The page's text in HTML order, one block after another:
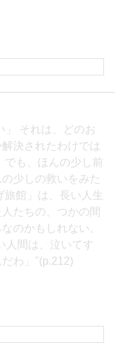
」 それは、どのお
決されたわけでは
も、ほんの少し前
少しの救いをみた
旅館」は、長い人生
たちの、つかの間
のかもしれない。
間は、泣いてす
わ」"(p.212)